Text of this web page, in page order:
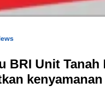
BRI Unit